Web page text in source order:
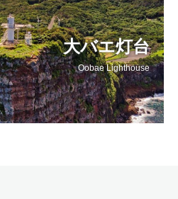
大バエ灯台
Oobae Lighthouse